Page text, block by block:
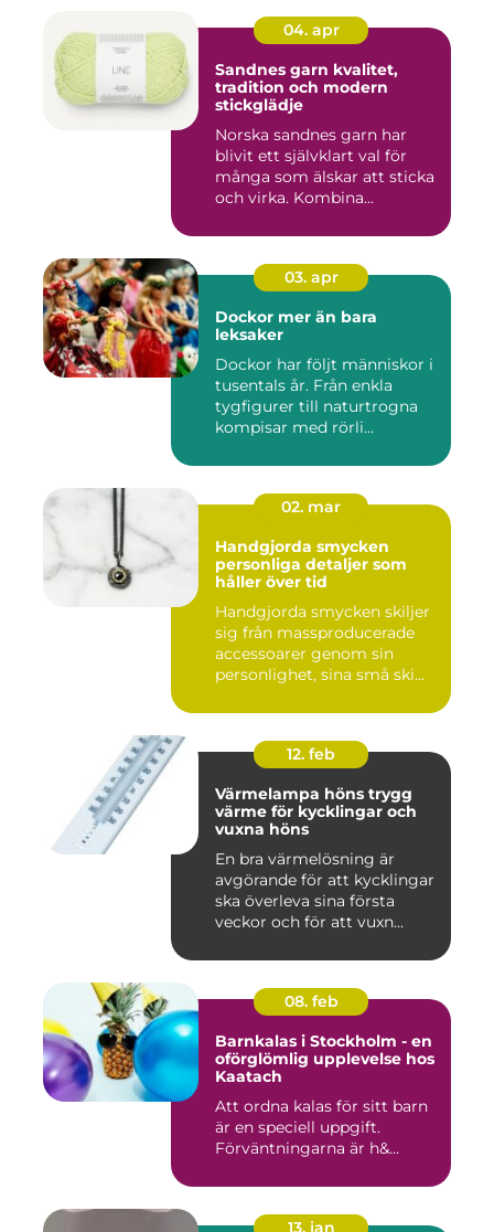
04. apr
Sandnes garn kvalitet,
tradition och modern
stickglädje
Norska sandnes garn har
blivit ett självklart val för
många som älskar att sticka
och virka. Kombina...
03. apr
Dockor mer än bara
leksaker
Dockor har följt människor i
tusentals år. Från enkla
tygfigurer till naturtrogna
kompisar med rörli...
02. mar
Handgjorda smycken
personliga detaljer som
håller över tid
Handgjorda smycken skiljer
sig från massproducerade
accessoarer genom sin
personlighet, sina små ski...
12. feb
Värmelampa höns trygg
värme för kycklingar och
vuxna höns
En bra värmelösning är
avgörande för att kycklingar
ska överleva sina första
veckor och för att vuxn...
08. feb
Barnkalas i Stockholm - en
oförglömlig upplevelse hos
Kaatach
Att ordna kalas för sitt barn
är en speciell uppgift.
Förväntningarna är h&...
13. jan